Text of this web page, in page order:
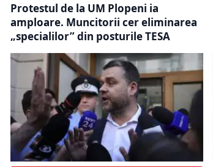
Protestul de la UM Plopeni ia
amploare. Muncitorii cer eliminarea
„specialilor” din posturile TESA